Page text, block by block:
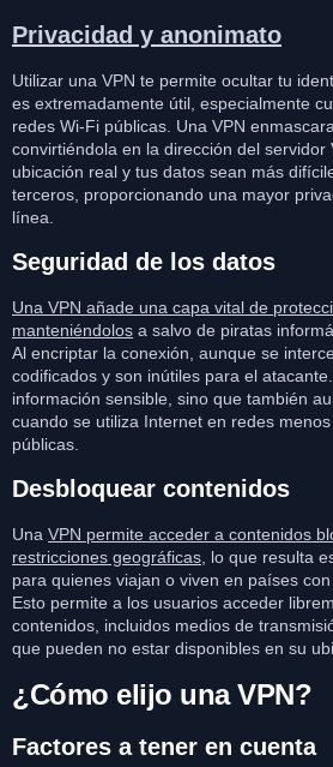
Privacidad y anonimato
Utilizar una VPN te permite ocultar tu
es extremadamente útil, especialmente
redes Wi-Fi públicas. Una VPN
convirtiéndola en la dirección del servidor
ubicación real y tus datos sean más
terceros, proporcionando una mayor
línea.
Seguridad de los datos
Una VPN añade una capa vital de
manteniéndolos a salvo de piratas
Al encriptar la conexión, aunque se
codificados y son inútiles para el
información sensible, sino que también
cuando se utiliza Internet en redes
públicas.
Desbloquear contenidos
Una VPN permite acceder a contenidos
restricciones geográficas, lo que resulta
para quienes viajan o viven en países
Esto permite a los usuarios acceder
contenidos, incluidos medios de
que pueden no estar disponibles en su
¿Cómo elijo una VPN?
Factores a tener en cuenta